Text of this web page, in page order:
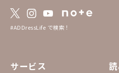
#ADDressLife で検索！
サービス